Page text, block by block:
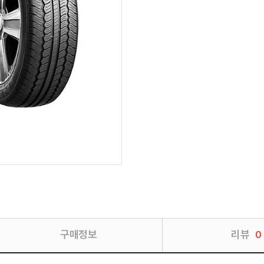
구매정보 리뷰 0